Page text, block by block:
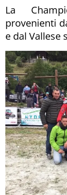
La
provenienti
e dal Vallese